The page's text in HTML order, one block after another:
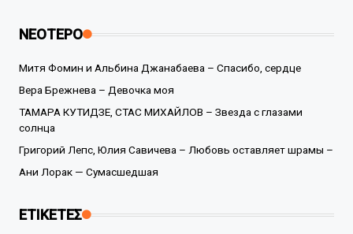
ΝΕΟΤΕΡΟ
Митя Фомин и Альбина Джанабаева – Спасибо, сердце
Вера Брежнева – Девочка моя
ТАМАРА КУТИДЗЕ, СТАС МИХАЙЛОВ – Звезда с глазами
солнца
Григорий Лепс, Юлия Савичева – Любовь оставляет шрамы –
Ани Лорак — Сумасшедшая
ΕΤΙΚΕΤΕΣ